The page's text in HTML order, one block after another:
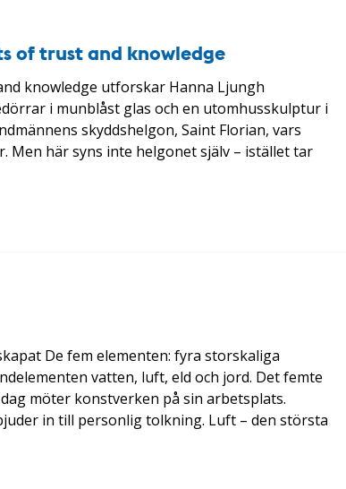
of trust and knowledge
knowledge utforskar Hanna Ljungh
i munblåst glas och en utomhusskulptur i
skyddshelgon, Saint Florian, vars
här syns inte helgonet själv – istället tar
De fem elementen: fyra storskaliga
vatten, luft, eld och jord. Det femte
möter konstverken på sin arbetsplats.
in till personlig tolkning. Luft – den största